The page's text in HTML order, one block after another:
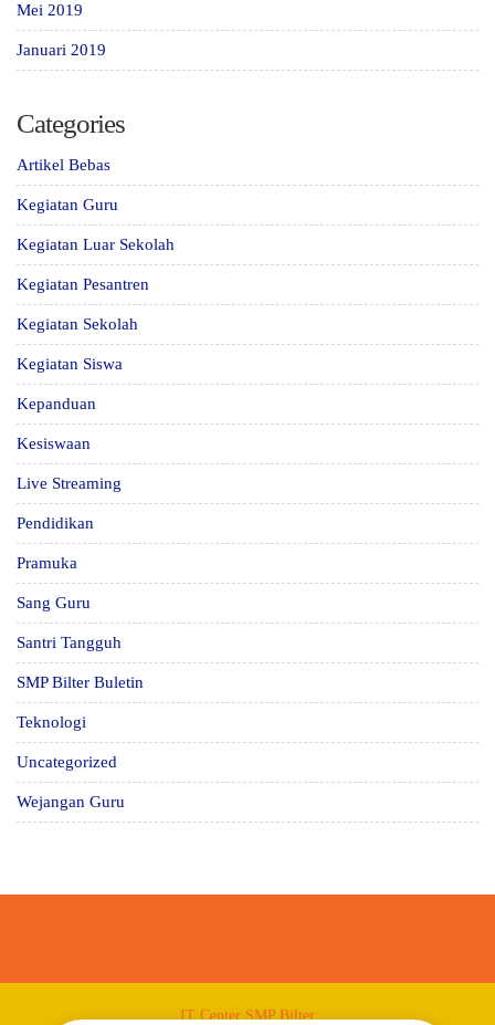
Mei 2019
Januari 2019
Categories
Artikel Bebas
Kegiatan Guru
Kegiatan Luar Sekolah
Kegiatan Pesantren
Kegiatan Sekolah
Kegiatan Siswa
Kepanduan
Kesiswaan
Live Streaming
Pendidikan
Pramuka
Sang Guru
Santri Tangguh
SMP Bilter Buletin
Teknologi
Uncategorized
Wejangan Guru
IT Center SMP Bilter